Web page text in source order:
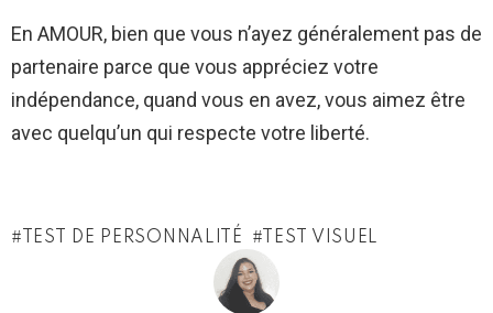
En AMOUR, bien que vous n’ayez généralement pas de
partenaire parce que vous appréciez votre
indépendance, quand vous en avez, vous aimez être
avec quelqu’un qui respecte votre liberté.
TEST DE PERSONNALITÉ TEST VISUEL